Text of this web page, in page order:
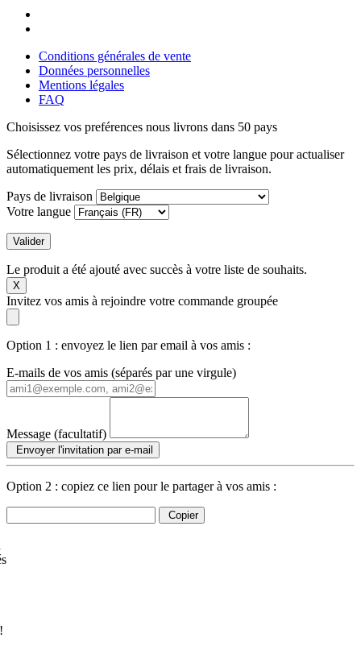
Conditions générales de vente
Données personnelles
Mentions légales
FAQ
Choisissez vos preférences nous livrons dans 50 pays
Sélectionnez votre pays de livraison et votre langue pour actualiser
automatiquement les prix, délais et frais de livraison.
Pays de livraison
Votre langue
Valider
Le produit a été ajouté avec succès à votre liste de souhaits.
X
Invitez vos amis à rejoindre votre commande groupée
Option 1 : envoyez le lien par email à vos amis :
E-mails de vos amis (séparés par une virgule)
Message (facultatif)
Envoyer l'invitation par e-mail
Option 2 : copiez ce lien pour le partager à vos amis :
Copier